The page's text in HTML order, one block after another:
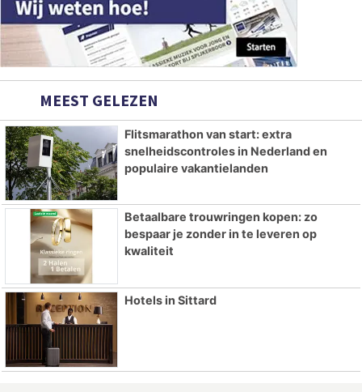
MEEST GELEZEN
Flitsmarathon van start: extra
snelheidscontroles in Nederland en
populaire vakantielanden
Betaalbare trouwringen kopen: zo
bespaar je zonder in te leveren op
kwaliteit
Hotels in Sittard